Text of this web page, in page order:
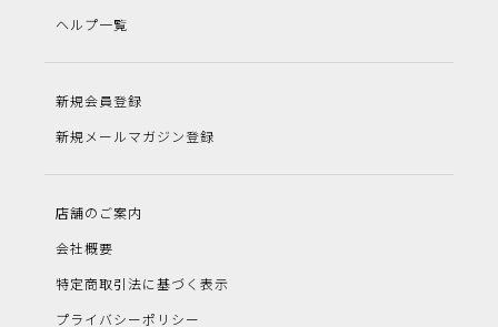
ヘルプ一覧
新規会員登録
新規メールマガジン登録
店舗のご案内
会社概要
特定商取引法に基づく表示
プライバシーポリシー